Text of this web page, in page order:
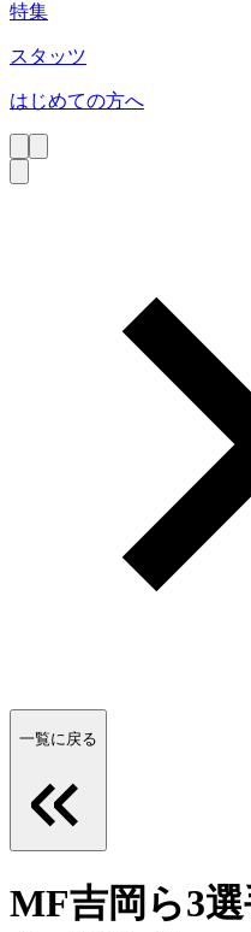
特集
スタッツ
はじめての方へ
一覧に戻る
MF吉岡ら3